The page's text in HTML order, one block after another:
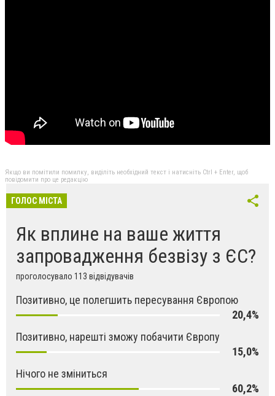
Якщо ви помітили помилку, виділіть необхідний текст і натисніть Ctrl + Enter, щоб
повідомити про це редакцію
ГОЛОС МІСТА
Як вплине на ваше життя
запровадження безвізу з ЄС?
проголосувало 113 відвідувачів
Позитивно, це полегшить пересування Європою
20,4%
Позитивно, нарешті зможу побачити Європу
15,0%
Нічого не зміниться
60,2%